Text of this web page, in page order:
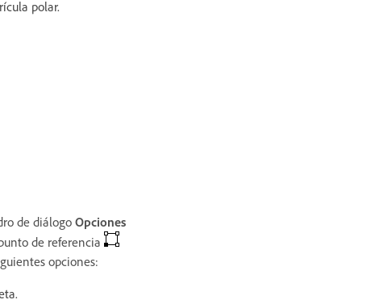
polar.
de diálogo Opciones
de referencia
opciones: